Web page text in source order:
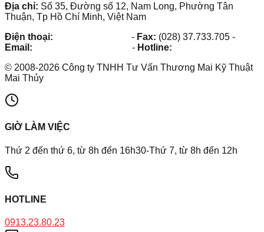
Địa chỉ: Số 35, Đường số 12, Nam Long, Phường Tân
Thuận, Tp Hồ Chí Minh, Việt Nam
Điện thoại:
- Fax: (028) 37.733.705 -
Email:
- Hotline:
© 2008-2026 Công ty TNHH Tư Vấn Thương Mai Kỹ Thuật
Mai Thủy
GIỜ LÀM VIỆC
Thứ 2 đến thứ 6, từ 8h đến 16h30-Thứ 7, từ 8h đến 12h
HOTLINE
0913.23.80.23